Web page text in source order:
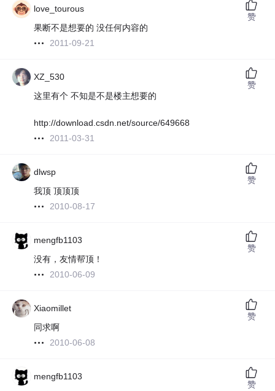
love_tourous
果断不是想要的 没任何内容的
2011-09-21
赞
XZ_530
这里有个 不知是不是楼主想要的
http://download.csdn.net/source/649668
2011-03-31
赞
dlwsp
我顶 顶顶顶
2010-08-17
赞
mengfb1103
没有，友情帮顶！
2010-06-09
赞
Xiaomillet
同求啊
2010-06-08
赞
mengfb1103
赞